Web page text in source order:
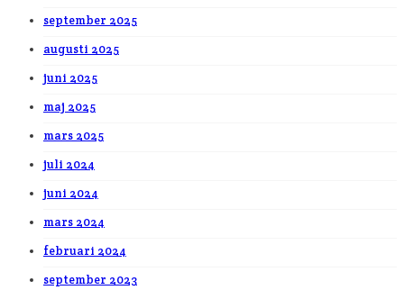
september 2025
augusti 2025
juni 2025
maj 2025
mars 2025
juli 2024
juni 2024
mars 2024
februari 2024
september 2023